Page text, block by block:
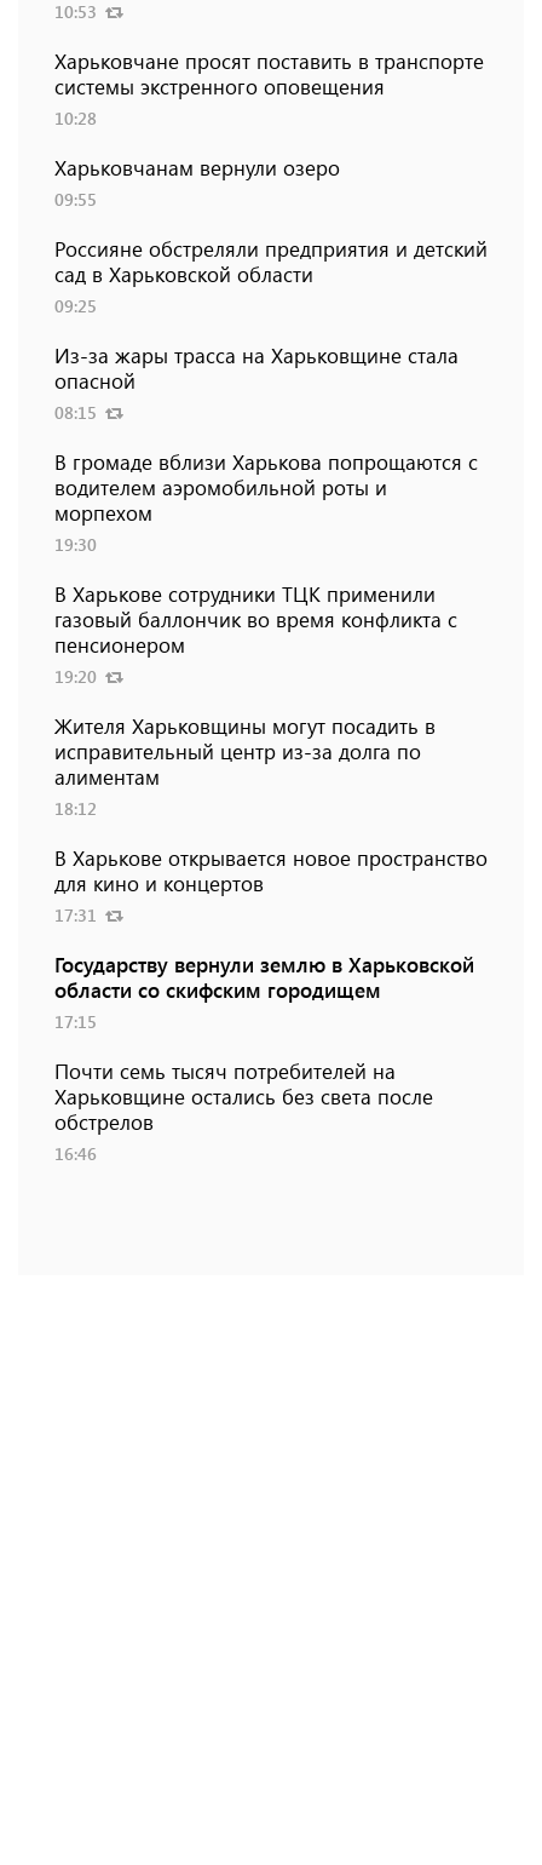
10:53
Харьковчане просят поставить в транспорте
системы экстренного оповещения
10:28
Харьковчанам вернули озеро
09:55
Россияне обстреляли предприятия и детский
сад в Харьковской области
09:25
Из-за жары трасса на Харьковщине стала
опасной
08:15
В громаде вблизи Харькова попрощаются с
водителем аэромобильной роты и
морпехом
19:30
В Харькове сотрудники ТЦК применили
газовый баллончик во время конфликта с
пенсионером
19:20
Жителя Харьковщины могут посадить в
исправительный центр из-за долга по
алиментам
18:12
В Харькове открывается новое пространство
для кино и концертов
17:31
Государству вернули землю в Харьковской
области со скифским городищем
17:15
Почти семь тысяч потребителей на
Харьковщине остались без света после
обстрелов
16:46